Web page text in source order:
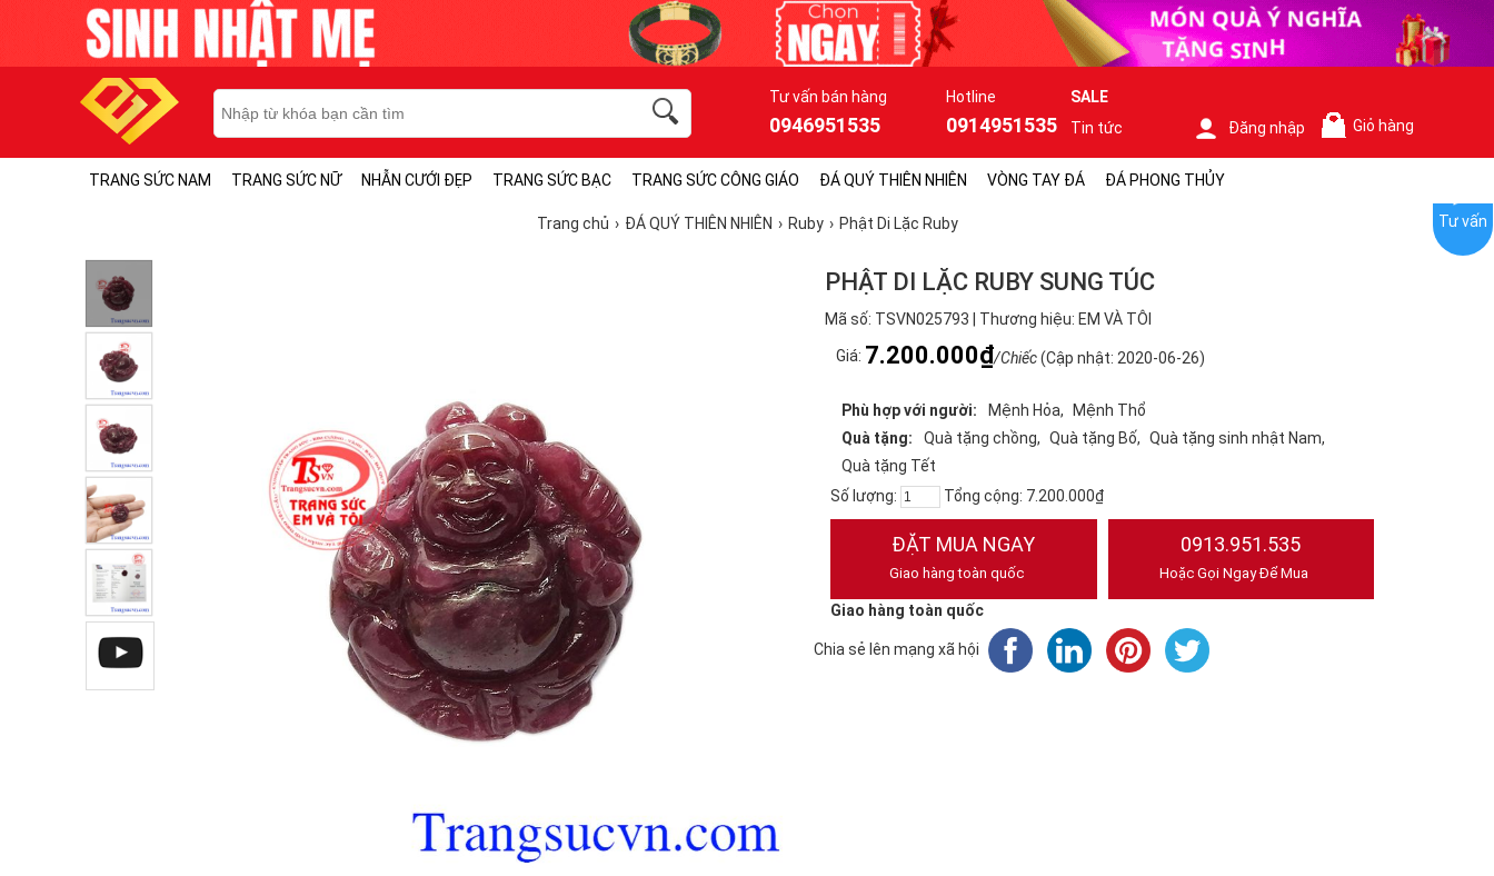
Tư vấn bán hàng
0946951535
Hotline
0914951535
SALE
Tin tức
Đăng nhập Giỏ hàng
TRANG SỨC NAM TRANG SỨC NỮ NHẪN CƯỚI ĐẸP TRANG SỨC BẠC TRANG SỨC CÔNG GIÁO ĐÁ QUÝ THIÊN NHIÊN VÒNG TAY ĐÁ ĐÁ PHONG THỦY
Trang chủ ĐÁ QUÝ THIÊN NHIÊN Ruby Phật Di Lặc Ruby
PHẬT DI LẶC RUBY SUNG TÚC
Mã số: TSVN025793 | Thương hiệu: EM VÀ TÔI
Giá: 7.200.000₫/Chiếc(Cập nhật: 2020-06-26)
Phù hợp với người: Mệnh Hỏa
Mệnh Thổ
Quà tặng:
Quà tặng chồng Quà tặng Bố
Quà tặng sinh nhật Nam
Quà tặng Tết
Số lượng:
Tổng cộng: 7.200.000₫
ĐẶT MUA NGAY
Giao hàng toàn quốc
0913.951.535
Hoặc Gọi Ngay Để Mua
Giao hàng toàn quốc
Chia sẻ lên mạng xã hội
Tư vấn